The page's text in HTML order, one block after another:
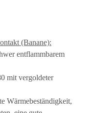
(Banane):
entflammbarem
mit vergoldeter
Wärmebeständigkeit,